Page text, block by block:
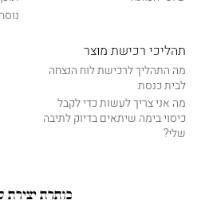
תהליכי רכישת מוצר
מה התהליך לרכישת לוח הנצחה
לבית כנסת
מה אני צריך לעשות כדי לקבל
כיסוי בימה שיתאים בדיוק לתיבה
שלי?
כותרת יצירת